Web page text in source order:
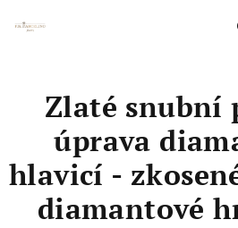
Zlaté snubní
úprava
hlavicí -
diamantové